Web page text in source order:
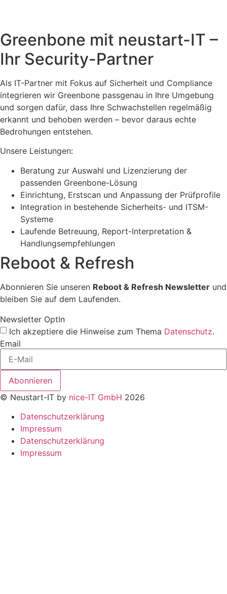
Greenbone mit neustart-IT –
Ihr Security-Partner
Als IT-Partner mit Fokus auf Sicherheit und Compliance
integrieren wir Greenbone passgenau in Ihre Umgebung
und sorgen dafür, dass Ihre Schwachstellen regelmäßig
erkannt und behoben werden – bevor daraus echte
Bedrohungen entstehen.
Unsere Leistungen:
Beratung zur Auswahl und Lizenzierung der
passenden Greenbone-Lösung
Einrichtung, Erstscan und Anpassung der Prüfprofile
Integration in bestehende Sicherheits- und ITSM-
Systeme
Laufende Betreuung, Report-Interpretation &
Handlungsempfehlungen
Reboot & Refresh
Abonnieren Sie unseren Reboot & Refresh Newsletter und
bleiben Sie auf dem Laufenden.
Newsletter OptIn
Ich akzeptiere die Hinweise zum Thema Datenschutz.
Email
Abonnieren
© Neustart-IT by nice-IT GmbH 2026
Datenschutzerklärung
Impressum
Datenschutzerklärung
Impressum